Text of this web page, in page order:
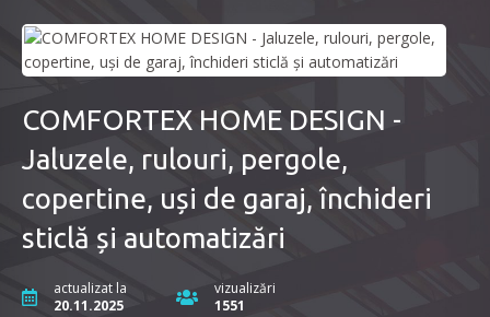
COMFORTEX HOME DESIGN -
Jaluzele, rulouri, pergole,
copertine, uși de garaj, închideri
sticlă și automatizări
actualizat la
20.11.2025
vizualizări
1551